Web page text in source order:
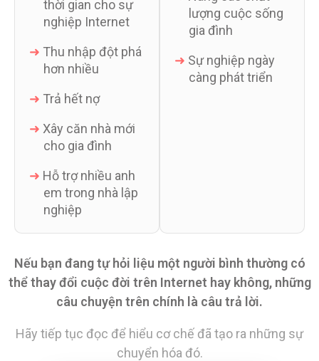
thời gian cho sự
nghiệp Internet
➜ Thu nhập đột phá
hơn nhiều
➜ Trả hết nợ
➜ Xây căn nhà mới
cho gia đình
➜ Hỗ trợ nhiều anh
em trong nhà lập
nghiệp
lượng cuộc sống
gia đình
➜ Sự nghiệp ngày
càng phát triển
Nếu bạn đang tự hỏi liệu một người bình thường có
thể thay đổi cuộc đời trên Internet hay không, những
câu chuyện trên chính là câu trả lời.
Hãy tiếp tục đọc để hiểu cơ chế đã tạo ra những sự
chuyển hóa đó.